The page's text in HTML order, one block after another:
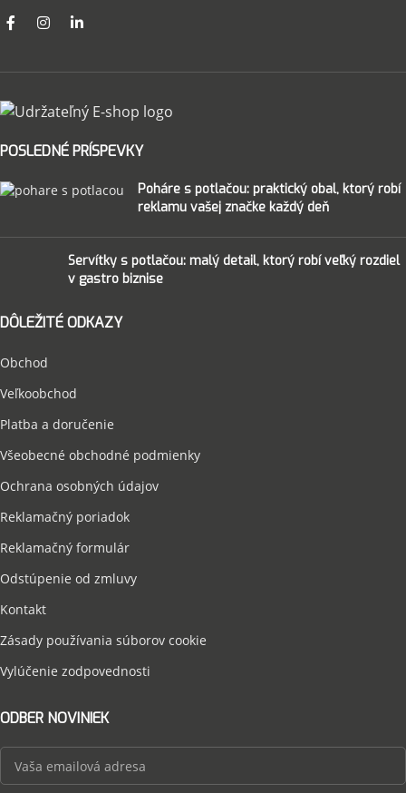
POSLEDNÉ PRÍSPEVKY
Poháre s potlačou: praktický obal, ktorý robí
reklamu vašej značke každý deň
Servítky s potlačou: malý detail, ktorý robí veľký rozdiel
v gastro biznise
DÔLEŽITÉ ODKAZY
Obchod
Veľkoobchod
Platba a doručenie
Všeobecné obchodné podmienky
Ochrana osobných údajov
Reklamačný poriadok
Reklamačný formulár
Odstúpenie od zmluvy
Kontakt
Zásady používania súborov cookie
Vylúčenie zodpovednosti
ODBER NOVINIEK